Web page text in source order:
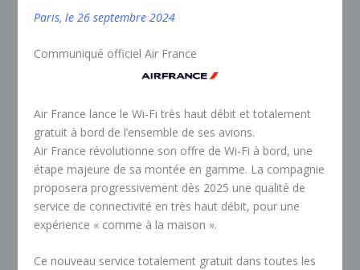
Paris, le 26 septembre 2024
Communiqué officiel Air France
Air France lance le Wi-Fi très haut débit et totalement
gratuit à bord de l’ensemble de ses avions.
Air France révolutionne son offre de Wi-Fi à bord, une
étape majeure de sa montée en gamme. La compagnie
proposera progressivement dès 2025 une qualité de
service de connectivité en très haut débit, pour une
expérience « comme à la maison ».
Ce nouveau service totalement gratuit dans toutes les